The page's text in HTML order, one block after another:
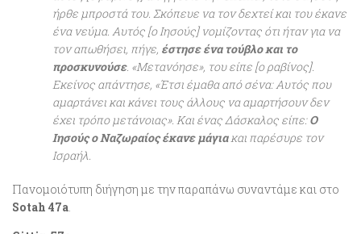
ήρθε μπροστά του. Σκόπευε να τον δεχτεί και του έκανε
ένα νεύμα. Αυτός [ο Ιησούς] νομίζοντας ότι ήταν για να
τον απωθήσει, πήγε, έστησε ένα τούβλο και το
προσκυνούσε. «Μετανόησε», του είπε [ο ραβίνος].
Εκείνος απάντησε, «Έτσι έμαθα από σένα: Αυτός που
αμαρτάνει και κάνει τους άλλους να αμαρτήσουν δεν
έχει τρόπο μετάνοιας». Και ένας Δάσκαλος είπε:Ο
Ιησούς ο Ναζωραίος έκανε μάγιακαι παρέσυρε τον
Ισραήλ.
Πανομοιότυπη διήγηση με την παραπάνω συναντάμε και στο
Sotah 47a.